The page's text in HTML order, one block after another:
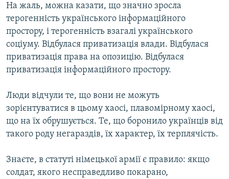
На жаль, можна казати, що значно зросла
терогенність українського інформаційного
простору, і терогенність взагалі українського
соціуму. Відбулася приватизація влади. Відбулася
приватизація права на опозицію. Відбулася
приватизація інформаційного простору.
Люди відчули те, що вони не можуть
зорієнтуватися в цьому хаосі, плавомірному хаосі,
що на їх обрушується. Те, що боронило українців від
такого роду негараздів, їх характер, їх терплячість.
Знаєте, в статуті німецької армії є правило: якщо
солдат, якого несправедливо покарано,